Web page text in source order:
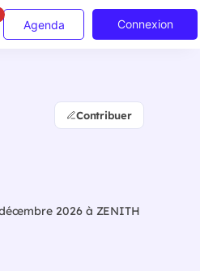
Agenda Connexion
2026 à ZENITH
Contribuer